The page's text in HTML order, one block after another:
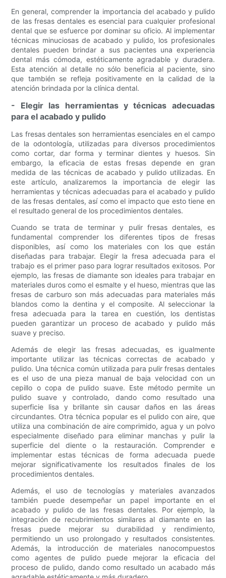
En general, comprender la importancia del acabado y pulido
de las fresas dentales es esencial para cualquier profesional
dental que se esfuerce por dominar su oficio. Al implementar
técnicas minuciosas de acabado y pulido, los profesionales
dentales pueden brindar a sus pacientes una experiencia
dental más cómoda, estéticamente agradable y duradera.
Esta atención al detalle no sólo beneficia al paciente, sino
que también se refleja positivamente en la calidad de la
atención brindada por la clínica dental.
- Elegir las herramientas y técnicas adecuadas
para el acabado y pulido
Las fresas dentales son herramientas esenciales en el campo
de la odontología, utilizadas para diversos procedimientos
como cortar, dar forma y terminar dientes y huesos. Sin
embargo, la eficacia de estas fresas depende en gran
medida de las técnicas de acabado y pulido utilizadas. En
este artículo, analizaremos la importancia de elegir las
herramientas y técnicas adecuadas para el acabado y pulido
de las fresas dentales, así como el impacto que esto tiene en
el resultado general de los procedimientos dentales.
Cuando se trata de terminar y pulir fresas dentales, es
fundamental comprender los diferentes tipos de fresas
disponibles, así como los materiales con los que están
diseñadas para trabajar. Elegir la fresa adecuada para el
trabajo es el primer paso para lograr resultados exitosos. Por
ejemplo, las fresas de diamante son ideales para trabajar en
materiales duros como el esmalte y el hueso, mientras que las
fresas de carburo son más adecuadas para materiales más
blandos como la dentina y el composite. Al seleccionar la
fresa adecuada para la tarea en cuestión, los dentistas
pueden garantizar un proceso de acabado y pulido más
suave y preciso.
Además de elegir las fresas adecuadas, es igualmente
importante utilizar las técnicas correctas de acabado y
pulido. Una técnica común utilizada para pulir fresas dentales
es el uso de una pieza manual de baja velocidad con un
cepillo o copa de pulido suave. Este método permite un
pulido suave y controlado, dando como resultado una
superficie lisa y brillante sin causar daños en las áreas
circundantes. Otra técnica popular es el pulido con aire, que
utiliza una combinación de aire comprimido, agua y un polvo
especialmente diseñado para eliminar manchas y pulir la
superficie del diente o la restauración. Comprender e
implementar estas técnicas de forma adecuada puede
mejorar significativamente los resultados finales de los
procedimientos dentales.
Además, el uso de tecnologías y materiales avanzados
también puede desempeñar un papel importante en el
acabado y pulido de las fresas dentales. Por ejemplo, la
integración de recubrimientos similares al diamante en las
fresas puede mejorar su durabilidad y rendimiento,
permitiendo un uso prolongado y resultados consistentes.
Además, la introducción de materiales nanocompuestos
como agentes de pulido puede mejorar la eficacia del
proceso de pulido, dando como resultado un acabado más